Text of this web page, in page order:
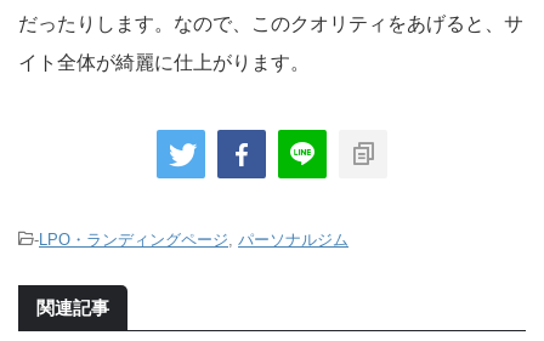
だったりします。なので、このクオリティをあげると、サ
イト全体が綺麗に仕上がります。
-LPO・ランディングページ, パーソナルジム
関連記事